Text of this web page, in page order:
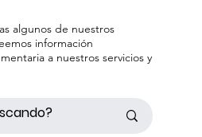
algunos de nuestros
información
a nuestros servicios y